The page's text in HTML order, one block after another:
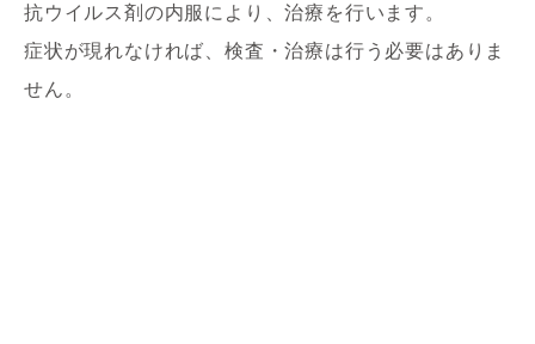
抗ウイルス剤の内服により、治療を行います。
症状が現れなければ、検査・治療は行う必要はありま
せん。